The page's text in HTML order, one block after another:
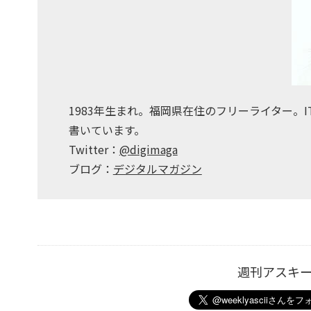
1983年生まれ。福岡県在住のフリーライター
書いています。
Twitter： @digimaga
ブログ： デジタルマガジン
週刊アスキ